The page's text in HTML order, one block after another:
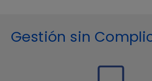
Gestión sin